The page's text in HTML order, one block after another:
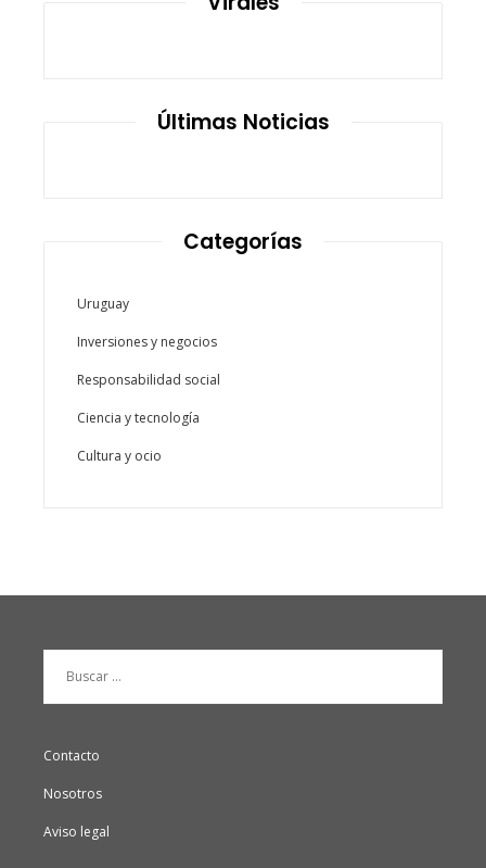
Últimas Noticias
Categorías
Uruguay
Inversiones y negocios
Responsabilidad social
Ciencia y tecnología
Cultura y ocio
Contacto
Nosotros
Aviso legal